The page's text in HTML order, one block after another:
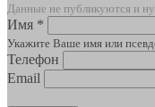
Данные не публикуются и
Имя *
Укажите Ваше имя или
Телефон
Email